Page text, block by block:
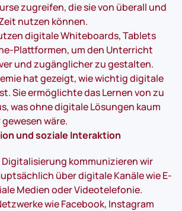
zugreifen, die sie von überall und
nutzen können.
digitale Whiteboards, Tablets
Plattformen, um den Unterricht
und zugänglicher zu gestalten.
hat gezeigt, wie wichtig digitale
Sie ermöglichte das Lernen von zu
was ohne digitale Lösungen kaum
wäre.
und soziale Interaktion
Digitalisierung kommunizieren wir
über digitale Kanäle wie E-
Medien oder Videotelefonie.
wie Facebook, Instagram